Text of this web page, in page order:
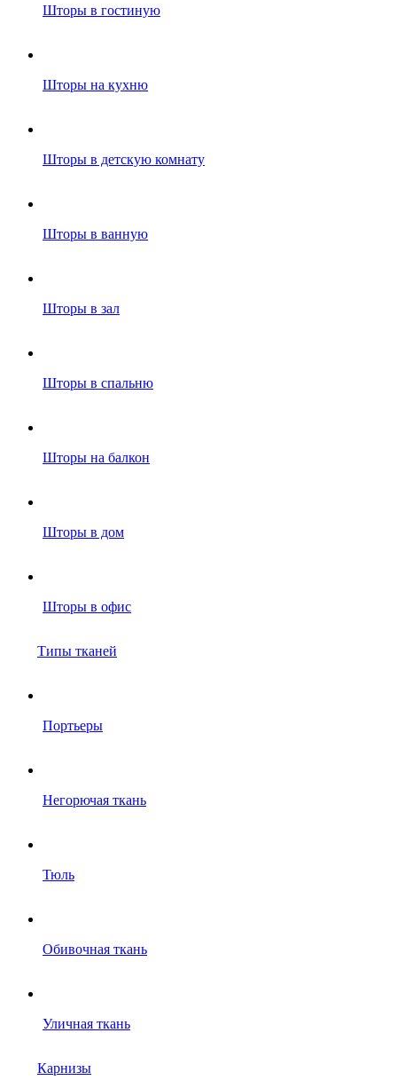
Шторы в гостиную
Шторы на кухню
Шторы в детскую комнату
Шторы в ванную
Шторы в зал
Шторы в спальню
Шторы на балкон
Шторы в дом
Шторы в офис
Типы тканей
Портьеры
Негорючая ткань
Тюль
Обивочная ткань
Уличная ткань
Карнизы